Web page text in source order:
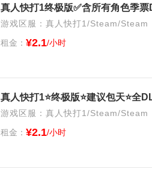
游戏区服：真人快打1/Steam/Steam
租金： ¥2.1/小时
游戏区服：真人快打1/Steam/Steam
租金： ¥2.1/小时